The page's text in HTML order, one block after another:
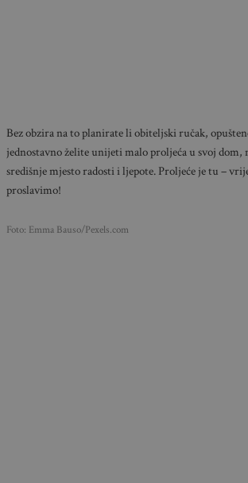
Bez obzira na to planirate li obiteljski ručak,
jednostavno želite unijeti malo proljeća u svoj dom,
središnje mjesto radosti i ljepote. Proljeće je tu –
proslavimo!
Foto: Emma Bauso/Pexels.com